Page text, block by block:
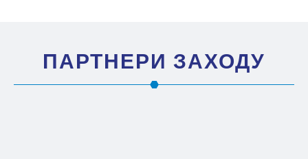
ПАРТНЕРИ ЗАХОДУ